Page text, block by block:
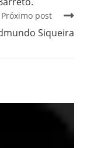
Próximo post
Siqueira